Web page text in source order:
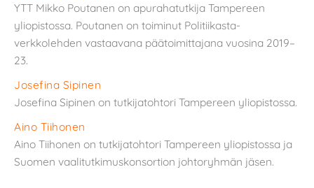
YTT Mikko Poutanen on apurahatutkija Tampereen
yliopistossa. Poutanen on toiminut Politiikasta-
verkkolehden vastaavana päätoimittajana vuosina 2019–
23.
Josefina Sipinen
Josefina Sipinen on tutkijatohtori Tampereen yliopistossa.
Aino Tiihonen
Aino Tiihonen on tutkijatohtori Tampereen yliopistossa ja
Suomen vaalitutkimuskonsortion johtoryhmän jäsen.